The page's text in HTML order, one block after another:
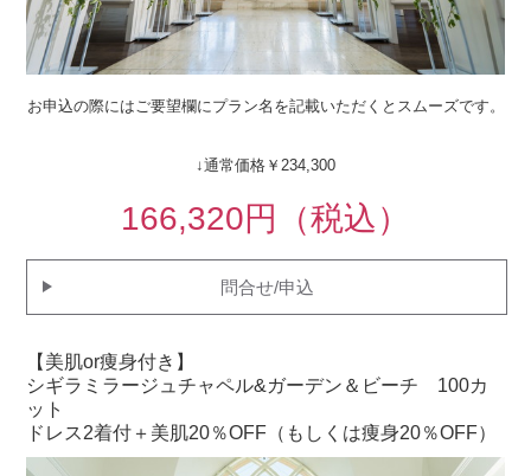
お申込の際にはご要望欄にプラン名を記載いただくとスムーズです。
↓通常価格￥234,300
166,320円（税込）
問合せ/申込
【美肌or痩身付き】
シギラミラージュチャペル&ガーデン＆ビーチ 100カ
ット
ドレス2着付＋美肌20％OFF（もしくは痩身20％OFF）